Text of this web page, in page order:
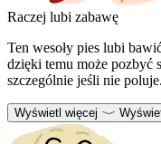
Raczej lubi zabawę
Ten wesoły pies lubi
dzięki temu może pozbyć
szczególnie jeśli nie poluje.
Wyświetl więcej